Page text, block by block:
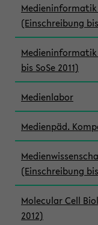
Medieninformatik
(Einschreibung
bis SoSe 2011)
Medienlabor
Medienpäd.
(Einschreibung
Molecular Cell
2012)